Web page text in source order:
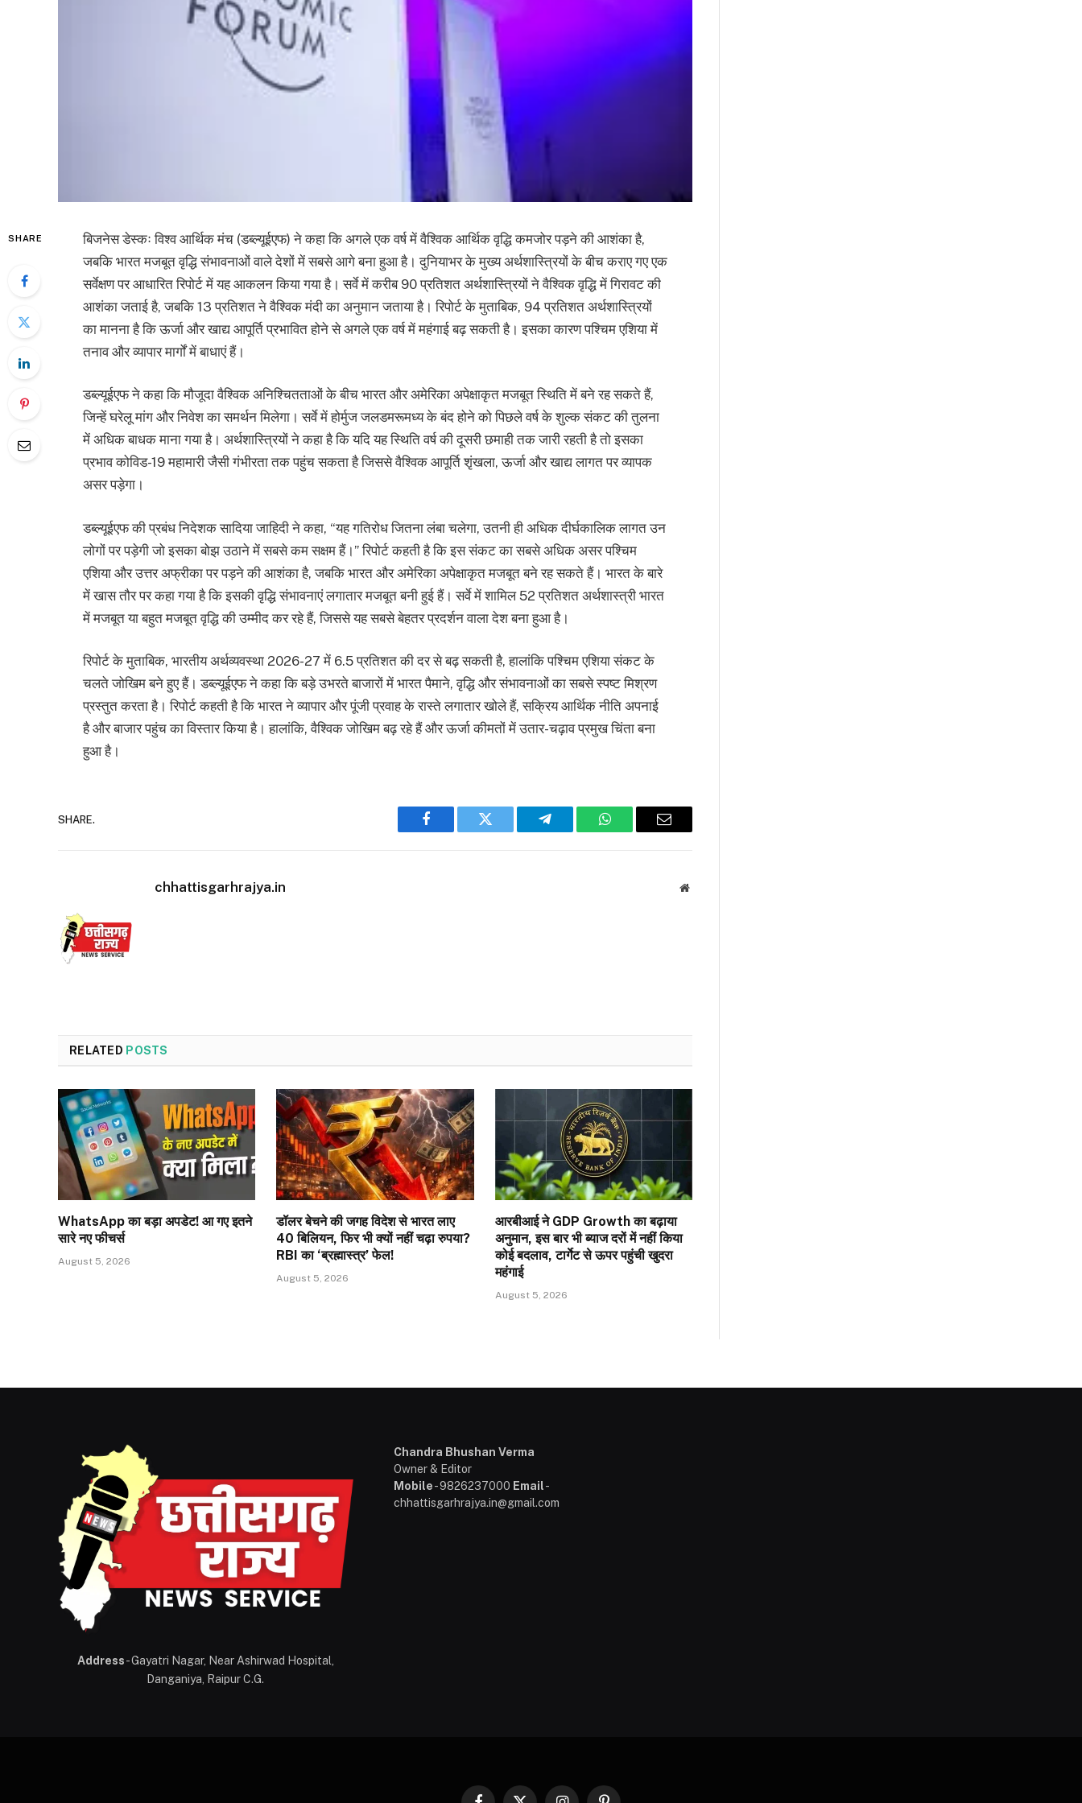
SHARE
बिजनेस डेस्कः विश्व आर्थिक मंच (डब्ल्यूईएफ) ने कहा कि अगले एक वर्ष में वैश्विक आर्थिक वृद्धि कमजोर पड़ने की आशंका है,
जबकि भारत मजबूत वृद्धि संभावनाओं वाले देशों में सबसे आगे बना हुआ है। दुनियाभर के मुख्य अर्थशास्त्रियों के बीच कराए गए एक
सर्वेक्षण पर आधारित रिपोर्ट में यह आकलन किया गया है। सर्वे में करीब 90 प्रतिशत अर्थशास्त्रियों ने वैश्विक वृद्धि में गिरावट की
आशंका जताई है, जबकि 13 प्रतिशत ने वैश्विक मंदी का अनुमान जताया है। रिपोर्ट के मुताबिक, 94 प्रतिशत अर्थशास्त्रियों
का मानना है कि ऊर्जा और खाद्य आपूर्ति प्रभावित होने से अगले एक वर्ष में महंगाई बढ़ सकती है। इसका कारण पश्चिम एशिया में
तनाव और व्यापार मार्गों में बाधाएं हैं।
डब्ल्यूईएफ ने कहा कि मौजूदा वैश्विक अनिश्चितताओं के बीच भारत और अमेरिका अपेक्षाकृत मजबूत स्थिति में बने रह सकते हैं,
जिन्हें घरेलू मांग और निवेश का समर्थन मिलेगा। सर्वे में होर्मुज जलडमरूमध्य के बंद होने को पिछले वर्ष के शुल्क संकट की तुलना
में अधिक बाधक माना गया है। अर्थशास्त्रियों ने कहा है कि यदि यह स्थिति वर्ष की दूसरी छमाही तक जारी रहती है तो इसका
प्रभाव कोविड-19 महामारी जैसी गंभीरता तक पहुंच सकता है जिससे वैश्विक आपूर्ति शृंखला, ऊर्जा और खाद्य लागत पर व्यापक
असर पड़ेगा।
डब्ल्यूईएफ की प्रबंध निदेशक सादिया जाहिदी ने कहा, “यह गतिरोध जितना लंबा चलेगा, उतनी ही अधिक दीर्घकालिक लागत उन
लोगों पर पड़ेगी जो इसका बोझ उठाने में सबसे कम सक्षम हैं।” रिपोर्ट कहती है कि इस संकट का सबसे अधिक असर पश्चिम
एशिया और उत्तर अफ्रीका पर पड़ने की आशंका है, जबकि भारत और अमेरिका अपेक्षाकृत मजबूत बने रह सकते हैं। भारत के बारे
में खास तौर पर कहा गया है कि इसकी वृद्धि संभावनाएं लगातार मजबूत बनी हुई हैं। सर्वे में शामिल 52 प्रतिशत अर्थशास्त्री भारत
में मजबूत या बहुत मजबूत वृद्धि की उम्मीद कर रहे हैं, जिससे यह सबसे बेहतर प्रदर्शन वाला देश बना हुआ है।
रिपोर्ट के मुताबिक, भारतीय अर्थव्यवस्था 2026-27 में 6.5 प्रतिशत की दर से बढ़ सकती है, हालांकि पश्चिम एशिया संकट के
चलते जोखिम बने हुए हैं। डब्ल्यूईएफ ने कहा कि बड़े उभरते बाजारों में भारत पैमाने, वृद्धि और संभावनाओं का सबसे स्पष्ट मिश्रण
प्रस्तुत करता है। रिपोर्ट कहती है कि भारत ने व्यापार और पूंजी प्रवाह के रास्ते लगातार खोले हैं, सक्रिय आर्थिक नीति अपनाई
है और बाजार पहुंच का विस्तार किया है। हालांकि, वैश्विक जोखिम बढ़ रहे हैं और ऊर्जा कीमतों में उतार-चढ़ाव प्रमुख चिंता बना
हुआ है।
SHARE.
Facebook Twitter Telegram WhatsAppEmail
chhattisgarhrajya.in Website
RELATED POSTS
WhatsApp का बड़ा अपडेट! आ गए इतने
सारे नए फीचर्स
August 5, 2026
डॉलर बेचने की जगह विदेश से भारत लाए
40 बिलियन, फिर भी क्यों नहीं चढ़ा रुपया?
RBI का ‘ब्रह्मास्त्र’ फेल!
August 5, 2026
आरबीआई ने GDP Growth का बढ़ाया
अनुमान, इस बार भी ब्याज दरों में नहीं किया
कोई बदलाव, टार्गेट से ऊपर पहुंची खुदरा
महंगाई
August 5, 2026
Address- Gayatri Nagar, Near Ashirwad Hospital,
Danganiya, Raipur C.G.
Chandra Bhushan Verma
Owner & Editor
Mobile- 9826237000 Email-
chhattisgarhrajya.in@gmail.com